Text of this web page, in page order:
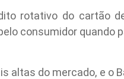
rotativo do cartão
consumidor quando
altas do mercado, e o